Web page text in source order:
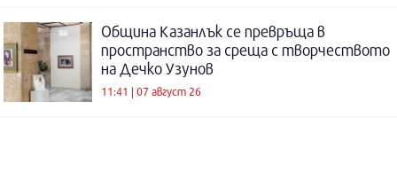
Община Казанлък се превръща в
пространство за среща с творчеството
на Дечко Узунов
11:41 | 07 август 26